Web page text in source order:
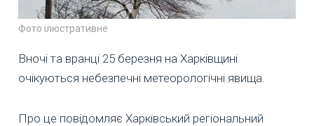
Фото ілюстративне
Вночі та вранці 25 березня на Харківщині
очікуються небезпечні метеорологічні явища.
Про це повідомляє Харківський регіональний